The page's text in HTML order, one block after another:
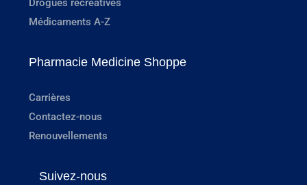
Drogues récréatives
Médicaments A-Z
Pharmacie Medicine Shoppe
Carrières
Contactez-nous
Renouvellements
Suivez-nous